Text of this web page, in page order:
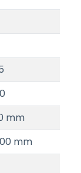
mm
mm